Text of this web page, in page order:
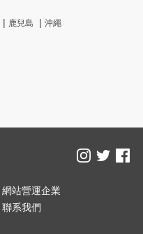
鹿兒島 沖繩
網站營運企業
聯系我們